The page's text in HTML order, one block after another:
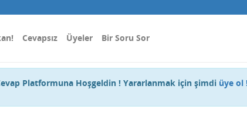
Cevapsız Üyeler Bir Soru Sor
Platformuna Hoşgeldin ! Yararlanmak için şimdi üye ol